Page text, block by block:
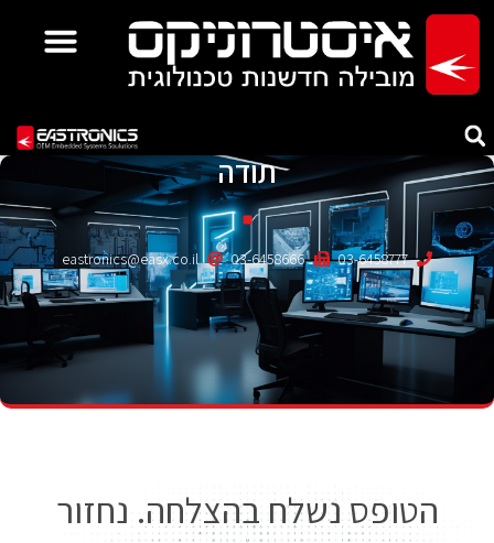
תודה
03-6458777
03-6458666
eastronics@easx.co.il
הטופס נשלח בהצלחה. נחזור